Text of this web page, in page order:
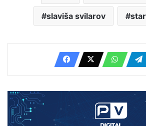
slaviša svilarov